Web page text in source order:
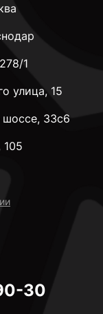
1
улица, 15
шоссе, 33с6
105
30